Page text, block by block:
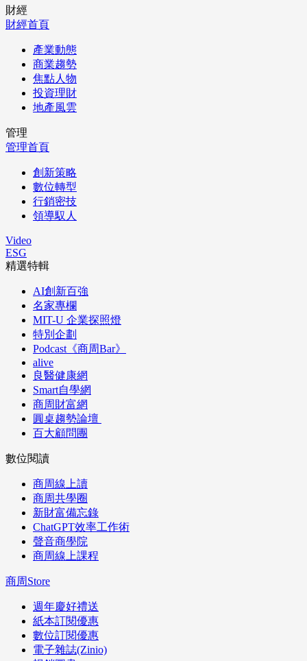
財經
財經首頁
產業動態
商業趨勢
焦點人物
投資理財
地產風雲
管理
管理首頁
創新策略
數位轉型
行銷密技
領導馭人
Video
ESG
精選特輯
AI創新百強
名家專欄
MIT-U 企業探照燈
特別企劃
Podcast《商周Bar》
alive
良醫健康網
Smart自學網
商周財富網
圓桌趨勢論壇
百大顧問團
數位閱讀
商周線上讀
商周共學圈
新財富備忘錄
ChatGPT效率工作術
聲音商學院
商周線上課程
商周Store
週年慶好禮送
紙本訂閱優惠
數位訂閱優惠
電子雜誌(Zinio)